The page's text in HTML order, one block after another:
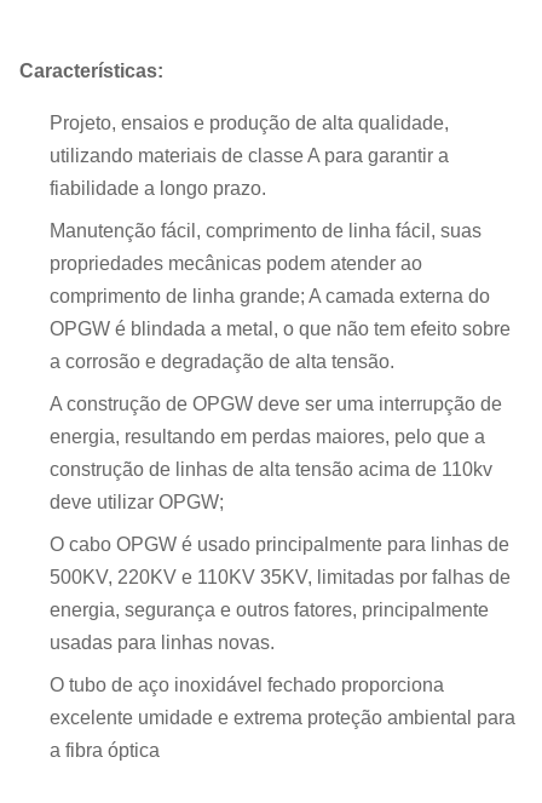
Características:
Projeto, ensaios e produção de alta qualidade,
utilizando materiais de classe A para garantir a
fiabilidade a longo prazo.
Manutenção fácil, comprimento de linha fácil, suas
propriedades mecânicas podem atender ao
comprimento de linha grande; A camada externa do
OPGW é blindada a metal, o que não tem efeito sobre
a corrosão e degradação de alta tensão.
A construção de OPGW deve ser uma interrupção de
energia, resultando em perdas maiores, pelo que a
construção de linhas de alta tensão acima de 110kv
deve utilizar OPGW;
O cabo OPGW é usado principalmente para linhas de
500KV, 220KV e 110KV 35KV, limitadas por falhas de
energia, segurança e outros fatores, principalmente
usadas para linhas novas.
O tubo de aço inoxidável fechado proporciona
excelente umidade e extrema proteção ambiental para
a fibra óptica